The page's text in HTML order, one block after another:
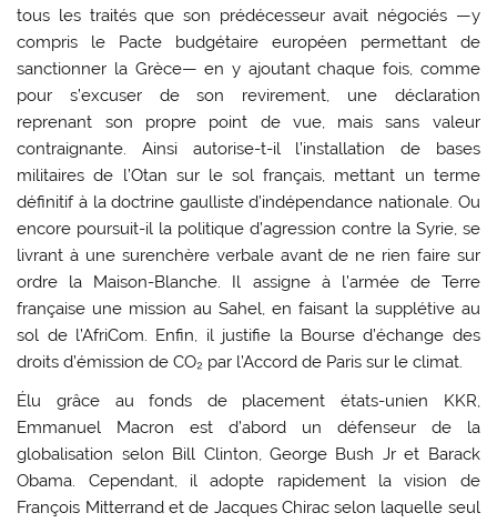
tous les traités que son prédécesseur avait négociés —y
compris le Pacte budgétaire européen permettant de
sanctionner la Grèce— en y ajoutant chaque fois, comme
pour s’excuser de son revirement, une déclaration
reprenant son propre point de vue, mais sans valeur
contraignante. Ainsi autorise-t-il l’installation de bases
militaires de l’Otan sur le sol français, mettant un terme
définitif à la doctrine gaulliste d’indépendance nationale. Ou
encore poursuit-il la politique d’agression contre la Syrie, se
livrant à une surenchère verbale avant de ne rien faire sur
ordre la Maison-Blanche. Il assigne à l’armée de Terre
française une mission au Sahel, en faisant la supplétive au
sol de l’AfriCom. Enfin, il justifie la Bourse d’échange des
droits d’émission de CO₂‎ par l’Accord de Paris sur le climat.
Élu grâce au fonds de placement états-unien KKR,
Emmanuel Macron est d’abord un défenseur de la
globalisation selon Bill Clinton, George Bush Jr et Barack
Obama. Cependant, il adopte rapidement la vision de
François Mitterrand et de Jacques Chirac selon laquelle seul